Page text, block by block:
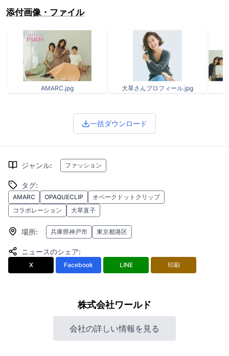
添付画像・ファイル
AMARC.jpg 大草さんプロフィール.jpg
一括ダウンロード
ジャンル: ファッション
タグ:
AMARC OPAQUECLIP
オペークドットクリップ
コラボレーション
大草直子
場所: 兵庫県神戸市 東京都港区
ニュースのシェア:
X Facebook LINE 印刷
株式会社ワールド
会社の詳しい情報を見る